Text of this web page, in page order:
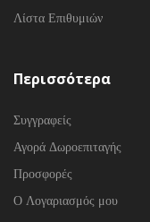
Λίστα Επιθυμιών
Περισσότερα
Συγγραφείς
Αγορά Δωροεπιταγής
Προσφορές
Ο Λογαριασμός μου